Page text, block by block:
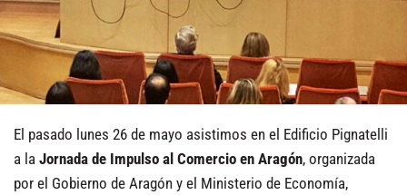
El pasado lunes 26 de mayo asistimos en el Edificio Pignatelli
a la Jornada de Impulso al Comercio en Aragón, organizada
por el Gobierno de Aragón y el Ministerio de Economía,